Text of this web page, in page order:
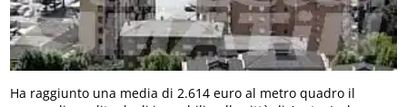
Ha raggiunto una media di 2.614 euro al metro quadro il